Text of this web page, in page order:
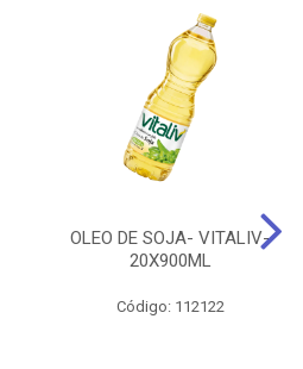
OLEO DE SOJA- VITALIV-
20X900ML
Código: 112122